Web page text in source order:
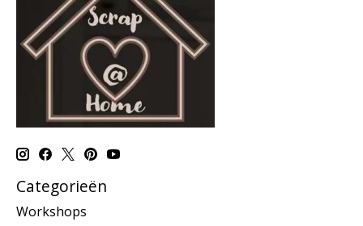
Categorieën
Workshops